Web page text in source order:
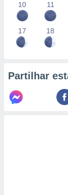
10 11
17 18
Partilhar